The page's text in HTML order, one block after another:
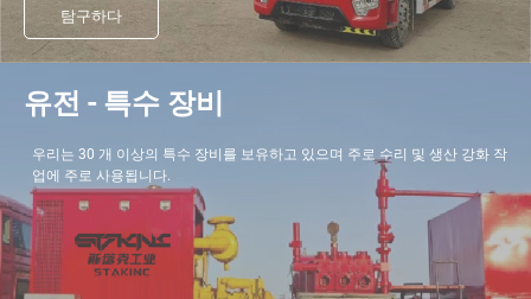
탐구하다
유전 - 특수 장비
우리는 30 개 이상의 특수 장비를 보유하고 있으며 주로 수리 및 생산 강화 작
업에 주로 사용됩니다.